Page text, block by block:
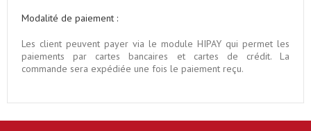
Modalité de paiement :
Les client peuvent payer via le module HIPAY qui permet les
paiements par cartes bancaires et cartes de crédit. La
commande sera expédiée une fois le paiement reçu.